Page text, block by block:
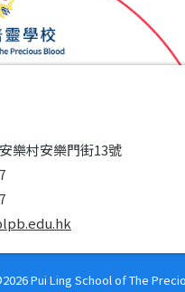
樂村安樂門街13號
2026 Pui Ling School of The